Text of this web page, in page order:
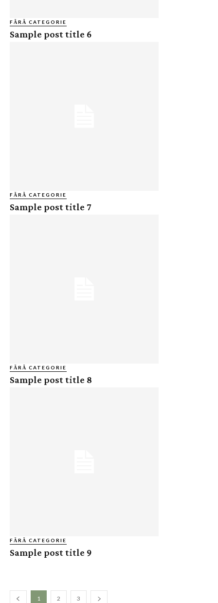
FĂRĂ CATEGORIE
Sample post title 6
FĂRĂ CATEGORIE
Sample post title 7
FĂRĂ CATEGORIE
Sample post title 8
FĂRĂ CATEGORIE
Sample post title 9
1 2 3